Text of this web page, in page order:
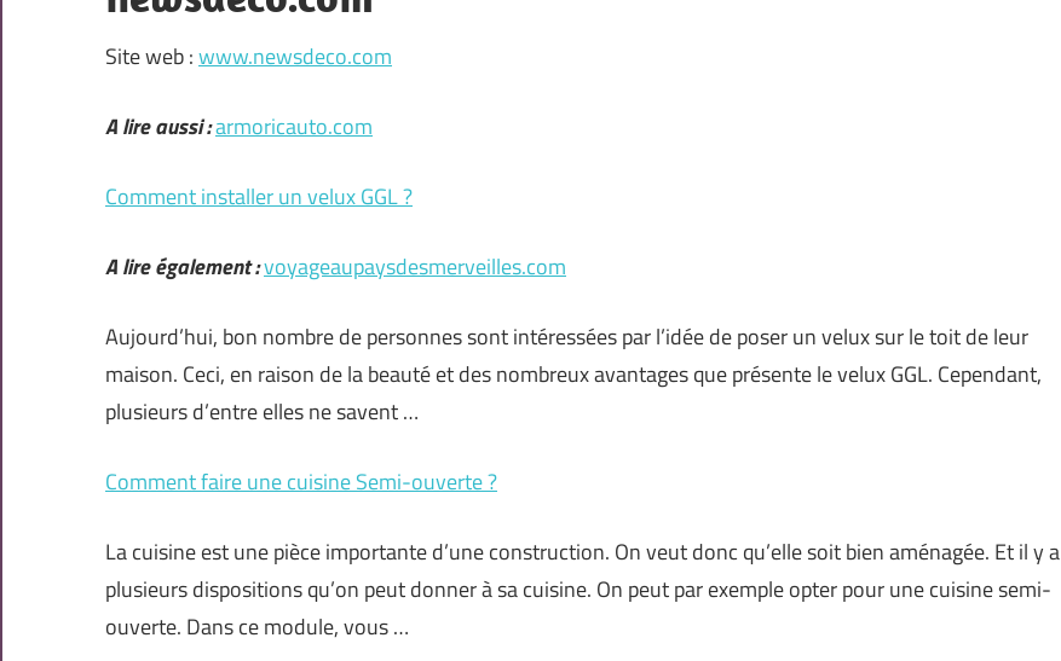
Site web :www.newsdeco.com
A lire aussi :armoricauto.com
Comment installer un velux GGL ?
A lire également :voyageaupaysdesmerveilles.com
Aujourd’hui, bon nombre de personnes sont intéressées par l’idée de poser un velux sur le toit de leur
maison. Ceci, en raison de la beauté et des nombreux avantages que présente le velux GGL. Cependant,
plusieurs d’entre elles ne savent …
Comment faire une cuisine Semi-ouverte ?
La cuisine est une pièce importante d’une construction. On veut donc qu’elle soit bien aménagée. Et il y a
plusieurs dispositions qu’on peut donner à sa cuisine. On peut par exemple opter pour une cuisine semi-
ouverte. Dans ce module, vous …